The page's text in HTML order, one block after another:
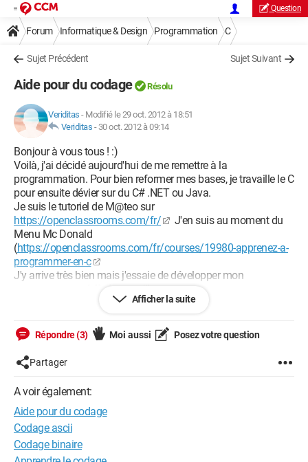
Question
Forum Informatique & Design Programmation C
Sujet Précédent Sujet Suivant
Aide pour du codage Résolu
Veriditas - Modifié le 29 oct. 2012 à 18:51
Veriditas - 30 oct. 2012 à 09:14
Bonjour à vous tous ! :)
Voilà, j'ai décidé aujourd'hui de me remettre à la
programmation. Pour bien reformer mes bases, je travaille le C
pour ensuite dévier sur du C# .NET ou Java.
Je suis le tutoriel de M@teo sur
https://openclassrooms.com/fr/
J'en suis au moment du
Menu Mc Donald
(https://openclassrooms.com/fr/courses/19980-apprenez-a-
programmer-en-c
J'y arrive très bien mais j'essaie de développer mon
programme au delà de ce qu'il propose.
En fait, j'aimerai que le programme demande de nouveau le
et je n'y arrive pas ! J'ai essayé de nombreuses techniques ! Je
sais bien entendu utiliser les boucles mais là, ça vient pas...
Voici ce que j'ai fait :
#include <stdio.h>
#include <stdlib.h>
Afficher la suite
Répondre (3) Moi aussi Posez votre question
Partager
A voir également:
Aide pour du codage
Codage ascii
Codage binaire